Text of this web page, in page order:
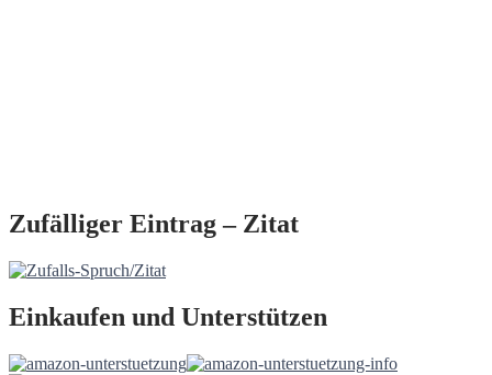
Zufälliger Eintrag – Zitat
Einkaufen und Unterstützen